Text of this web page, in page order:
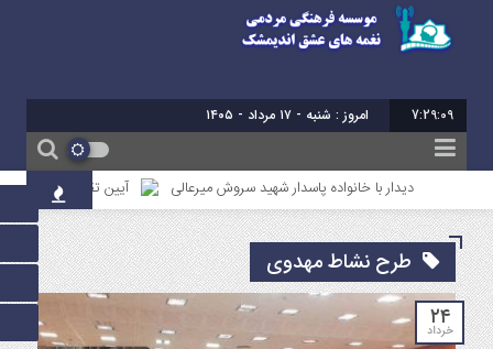
7:29:09 امروز : شنبه - ۱۷ مرداد - ۱۴۰۵
دیدار با خانواده پاسدار شهید سروش میرعالی آیین تقدیر از فعالین امر
طرح نشاط مهدوی
۲۴
خرداد